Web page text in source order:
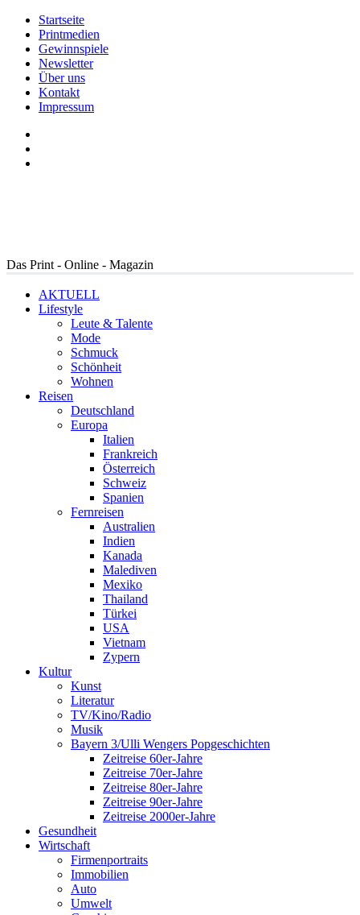
Startseite
Printmedien
Gewinnspiele
Newsletter
Über uns
Kontakt
Impressum
Das Print - Online - Magazin
AKTUELL
Lifestyle
Leute & Talente
Mode
Schmuck
Schönheit
Wohnen
Reisen
Deutschland
Europa
Italien
Frankreich
Österreich
Schweiz
Spanien
Fernreisen
Australien
Indien
Kanada
Malediven
Mexiko
Thailand
Türkei
USA
Vietnam
Zypern
Kultur
Kunst
Literatur
TV/Kino/Radio
Musik
Bayern 3/Ulli Wengers Popgeschichten
Zeitreise 60er-Jahre
Zeitreise 70er-Jahre
Zeitreise 80er-Jahre
Zeitreise 90er-Jahre
Zeitreise 2000er-Jahre
Gesundheit
Wirtschaft
Firmenportraits
Immobilien
Auto
Umwelt